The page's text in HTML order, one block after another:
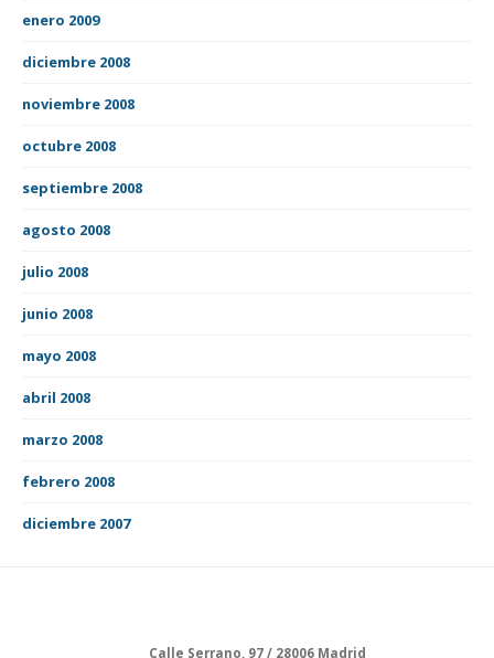
enero 2009
diciembre 2008
noviembre 2008
octubre 2008
septiembre 2008
agosto 2008
julio 2008
junio 2008
mayo 2008
abril 2008
marzo 2008
febrero 2008
diciembre 2007
Calle Serrano, 97 / 28006 Madrid